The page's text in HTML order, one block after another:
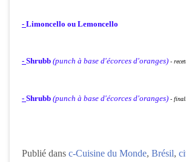
- Limoncello ou Lemoncello
- Shrubb (punch à base d'écorces d'oranges) -
- Shrubb (punch à base d'écorces d'oranges) -
Publié dans c-Cuisine du Monde, Brésil,